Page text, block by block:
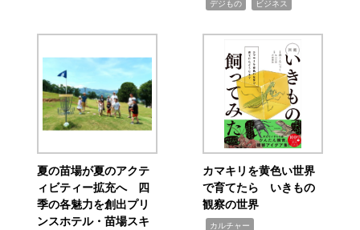
デジもの ビジネス
夏の苗場が夏のアクテ
ィビティー拡充へ 四
季の各魅力を創出プリ
ンスホテル・苗場スキ
カマキリを黄色い世界
で育てたら いきもの
観察の世界
カルチャー